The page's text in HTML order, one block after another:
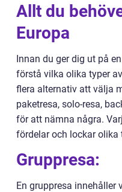
Allt du
Europa
Innan du ger dig ut på
förstå vilka olika typer
flera alternativ att välja
paketresa, solo-resa,
för att nämna några.
fördelar och lockar olika
Gruppresa:
En gruppresa innehåller